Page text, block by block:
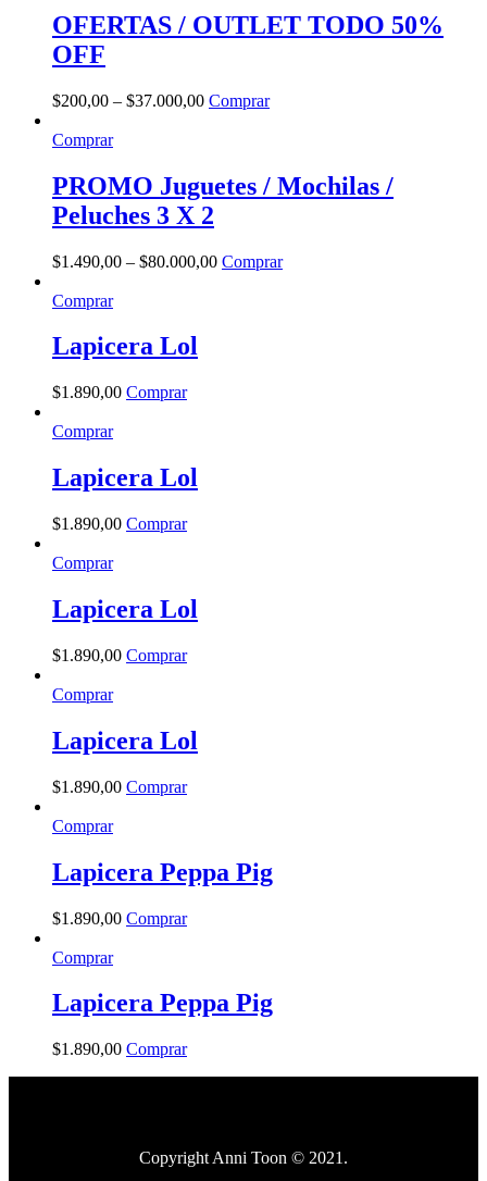
OFERTAS / OUTLET TODO 50%
OFF
$200,00 – $37.000,00 Comprar
Comprar
PROMO Juguetes / Mochilas /
Peluches 3 X 2
$1.490,00 – $80.000,00 Comprar
Comprar
Lapicera Lol
$1.890,00 Comprar
Comprar
Lapicera Lol
$1.890,00 Comprar
Comprar
Lapicera Lol
$1.890,00 Comprar
Comprar
Lapicera Lol
$1.890,00 Comprar
Comprar
Lapicera Peppa Pig
$1.890,00 Comprar
Comprar
Lapicera Peppa Pig
$1.890,00 Comprar
Copyright Anni Toon © 2021.